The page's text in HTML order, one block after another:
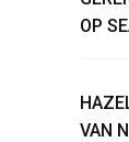
OP
VAN